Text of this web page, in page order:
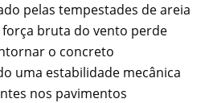
pelas tempestades de areia
bruta do vento perde
o concreto
uma estabilidade mecânica
nos pavimentos